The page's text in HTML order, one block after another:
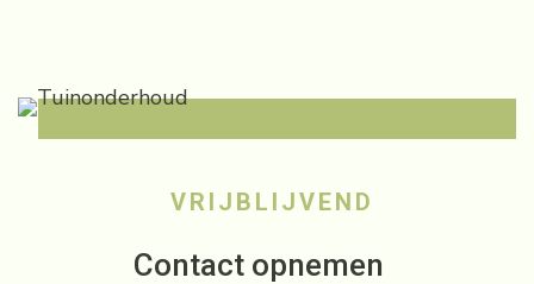
VRIJBLIJVEND
Contact opnemen